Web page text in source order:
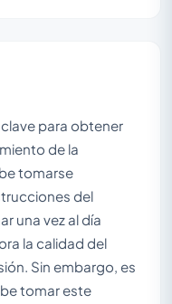
para obtener
de la
tomarse
del
una vez al día
la calidad del
Sin embargo, es
tomar este